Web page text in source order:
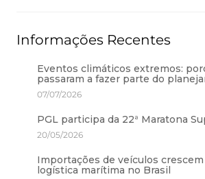
Informações Recentes
Eventos climáticos extremos:
passaram a fazer parte do
07/07/2026
PGL participa da 22ª Maratona
20/05/2026
Importações de veículos
logística marítima no Brasil